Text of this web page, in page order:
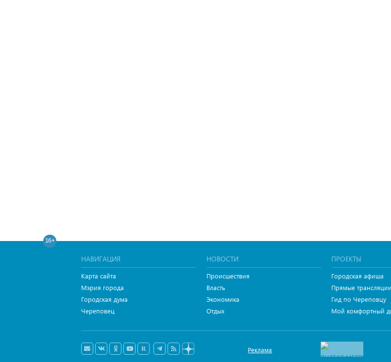
16+
НАВИГАЦИЯ
Карта сайта
Мэрия города
Городская дума
Череповец
НОВОСТИ
Происшествия
Власть
Экономика
Отдых
ПРОЕКТЫ
Городская афиша
Прямые трансляции
Гид по Череповцу
Мой комфортный
Реклама